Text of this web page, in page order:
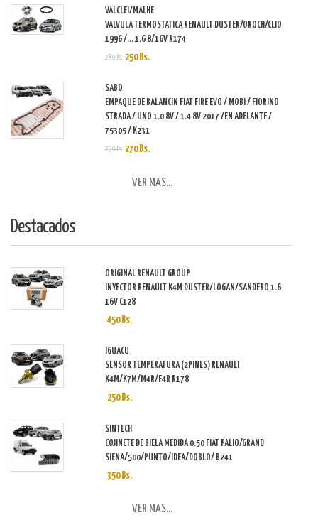
VALCLEI/MALHE
VALVULA TERMOSTATICA RENAULT DUSTER/OROCH/CLIO
1996 /... 1.6 8/16V R174
280 Bs. 250 Bs.
SABO
EMPAQUE DE BALANCIN FIAT FIRE EVO / MOBI / FIORINO
STRADA / UNO 1.0 8V / 1.4 8V 2017 /EN ADELANTE /
75305 / K231
290 Bs. 270 Bs.
VER MAS...
Destacados
ORIGINAL RENAULT GROUP
INYECTOR RENAULT K4M DUSTER/LOGAN/SANDERO 1.6
16V C128
450 Bs.
IGUACU
SENSOR TEMPERATURA (2PINES) RENAULT
K4M/K7M/M4R/F4R R178
250 Bs.
SINTECH
COJINETE DE BIELA MEDIDA 0.50 FIAT PALIO/GRAND
SIENA/500/PUNTO/IDEA/DOBLO/ B241
350 Bs.
VER MAS...